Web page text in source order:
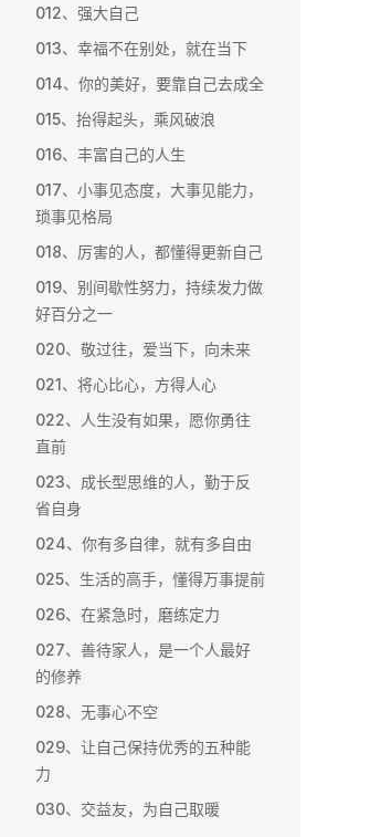
012、强大自己
013、幸福不在别处，就在当下
014、你的美好，要靠自己去成全
015、抬得起头，乘风破浪
016、丰富自己的人生
017、小事见态度，大事见能力，
琐事见格局
018、厉害的人，都懂得更新自己
019、别间歇性努力，持续发力做
好百分之一
020、敬过往，爱当下，向未来
021、将心比心，方得人心
022、人生没有如果，愿你勇往
直前
023、成长型思维的人，勤于反
省自身
024、你有多自律，就有多自由
025、生活的高手，懂得万事提前
026、在紧急时，磨练定力
027、善待家人，是一个人最好
的修养
028、无事心不空
029、让自己保持优秀的五种能
力
030、交益友，为自己取暖